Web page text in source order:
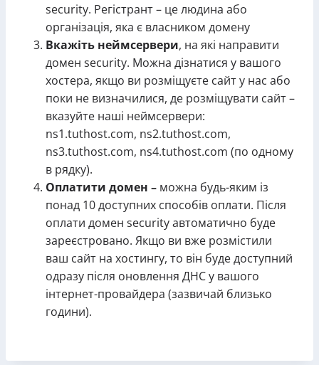
security. Регістрант – це людина або
організація, яка є власником домену
Вкажіть неймсервери, на які направити
домен security. Можна дізнатися у вашого
хостера, якщо ви розміщуєте сайт у нас або
поки не визначилися, де розміщувати сайт –
вказуйте наші неймсервери:
ns1.tuthost.com, ns2.tuthost.com,
ns3.tuthost.com, ns4.tuthost.com (по одному
в рядку).
Оплатити домен – можна будь-яким із
понад 10 доступних способів оплати. Після
оплати домен security автоматично буде
зареєстровано. Якщо ви вже розмістили
ваш сайт на хостингу, то він буде доступний
одразу після оновлення ДНС у вашого
інтернет-провайдера (зазвичай близько
години).